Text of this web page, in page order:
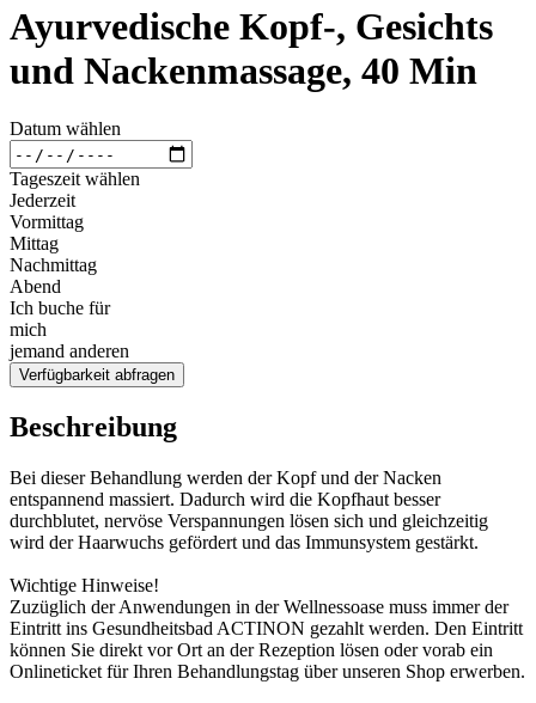
Ayurvedische Kopf-, Gesichts
und Nackenmassage, 40 Min
Datum wählen
Tageszeit wählen
Jederzeit
Vormittag
Mittag
Nachmittag
Abend
Ich buche für
mich
jemand anderen
Verfügbarkeit abfragen
Beschreibung
Bei dieser Behandlung werden der Kopf und der Nacken
entspannend massiert. Dadurch wird die Kopfhaut besser
durchblutet, nervöse Verspannungen lösen sich und gleichzeitig
wird der Haarwuchs gefördert und das Immunsystem gestärkt.
Wichtige Hinweise!
Zuzüglich der Anwendungen in der Wellnessoase muss immer der
Eintritt ins Gesundheitsbad ACTINON gezahlt werden. Den Eintritt
können Sie direkt vor Ort an der Rezeption lösen oder vorab ein
Onlineticket für Ihren Behandlungstag über unseren Shop erwerben.